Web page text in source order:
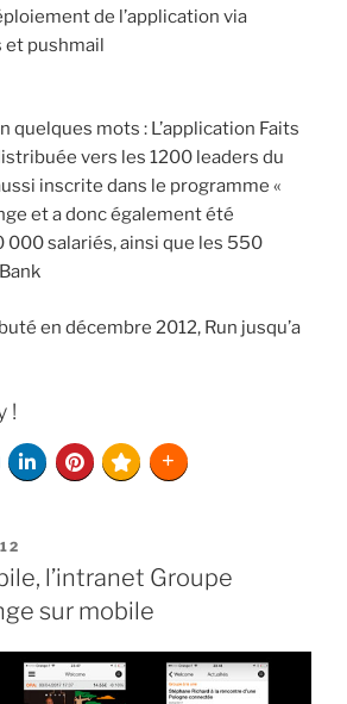
de l’application via
et pushmail
quelques mots : L’application Faits
vers les 1200 leaders du
inscrite dans le programme «
et a donc également été
salariés, ainsi que les 550
en décembre 2012, Run jusqu’a
!
l’intranet Groupe
sur mobile